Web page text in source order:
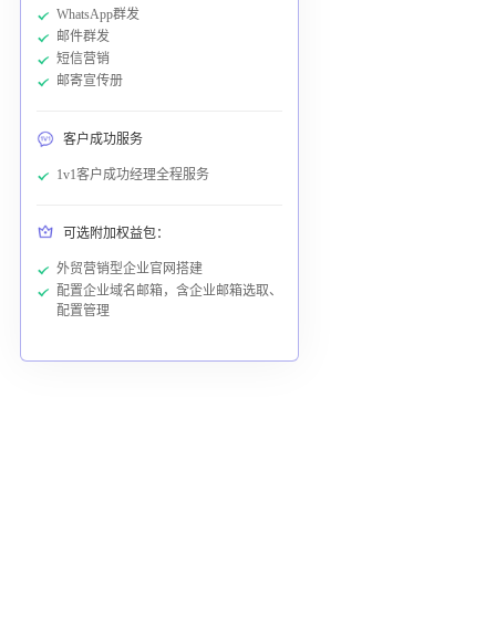
WhatsApp群发
邮件群发
短信营销
邮寄宣传册
客户成功服务
1v1客户成功经理全程服务
可选附加权益包：
外贸营销型企业官网搭建
配置企业域名邮箱，含企业邮箱选取、
配置管理